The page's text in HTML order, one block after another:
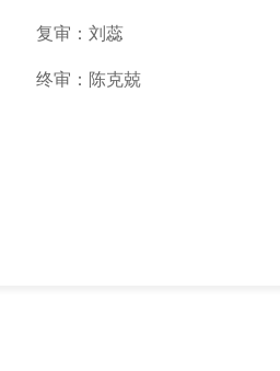
复审：刘蕊
终审：陈克兢